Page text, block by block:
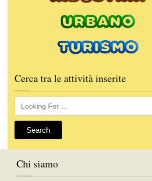
Cerca tra le attività inserite
Chi siamo